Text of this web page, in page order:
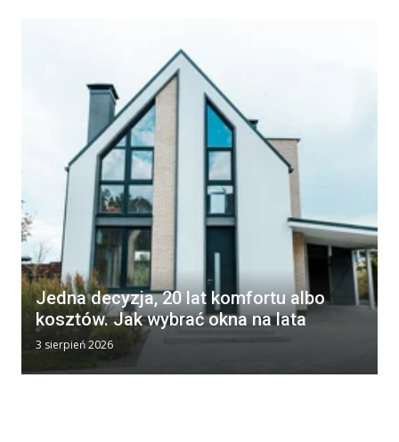
Jedna decyzja, 20 lat komfortu albo
kosztów. Jak wybrać okna na lata
3 sierpień 2026